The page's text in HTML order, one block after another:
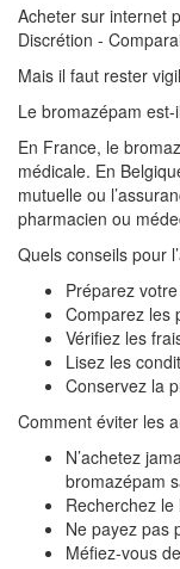
Acheter sur internet
Discrétion -
Mais il faut rester
Le bromazépam
En France, le
médicale. En
mutuelle ou
pharmacien ou
Quels conseils pour
Préparez
Comparez les
Vérifiez les
Lisez les
Conservez la
Comment éviter les
N’achetez
bromazépam
Recherchez
Ne payez pas
Méfiez-vous